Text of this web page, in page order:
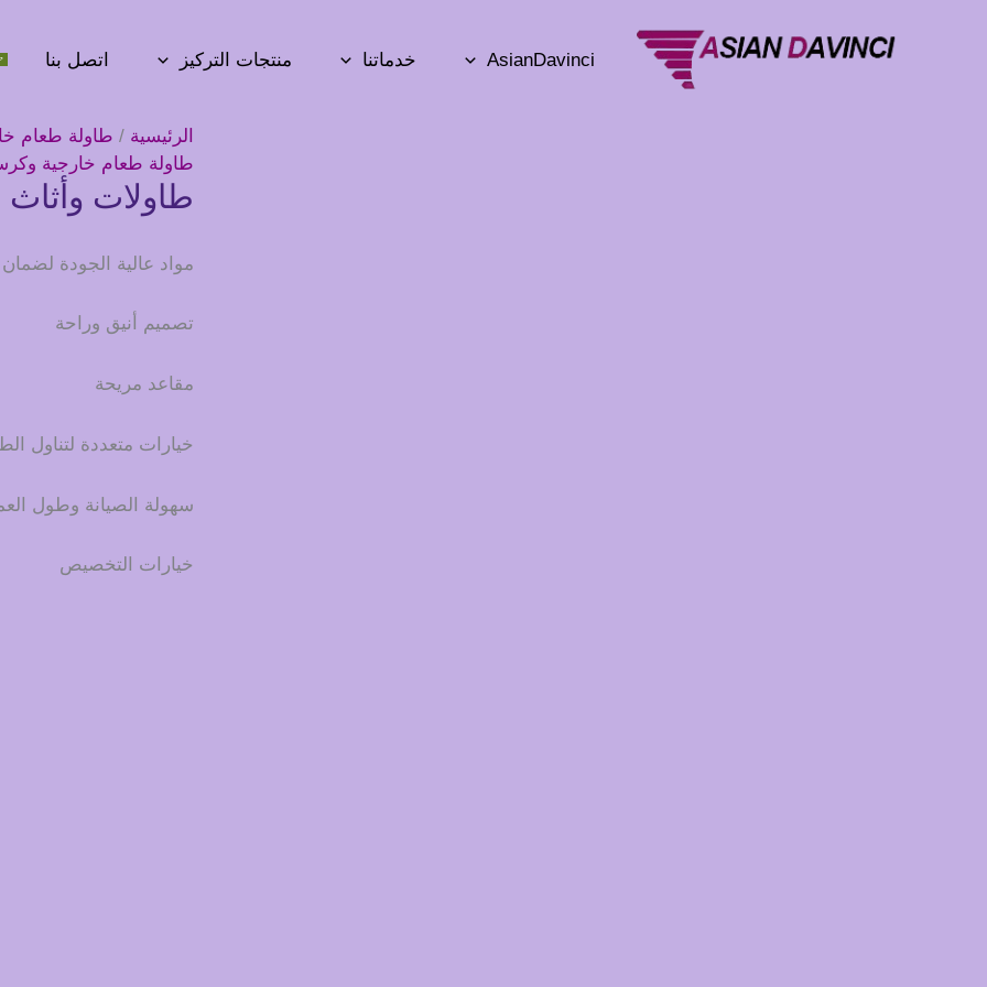
AsianDavinci خدماتنا منتجات التركيز اتصل بنا
الرئيسية / طاولة طعام
طاولة طعام خارجية
طاولات
مواد عالية الجودة لضمان
تصميم أنيق وراحة
مقاعد مريحة
خيارات متعددة لتناول
سهولة الصيانة وطول
خيارات التخصيص